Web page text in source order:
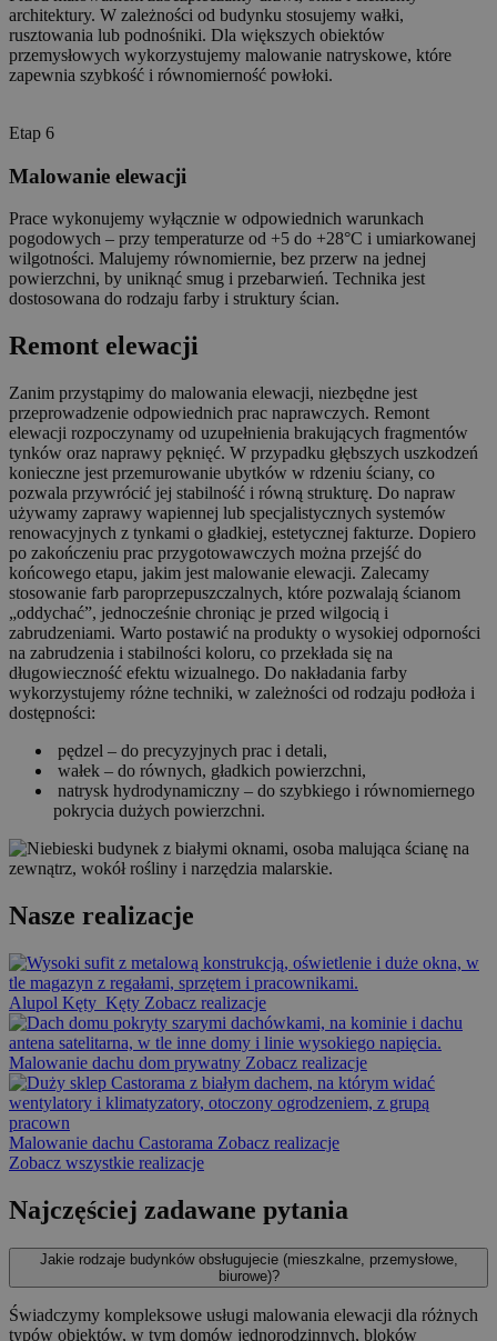
architektury. W zależności od budynku stosujemy wałki,
rusztowania lub podnośniki. Dla większych obiektów
przemysłowych wykorzystujemy malowanie natryskowe, które
zapewnia szybkość i równomierność powłoki.
Etap 6
Malowanie elewacji
Prace wykonujemy wyłącznie w odpowiednich warunkach
pogodowych – przy temperaturze od +5 do +28°C i umiarkowanej
wilgotności. Malujemy równomiernie, bez przerw na jednej
powierzchni, by uniknąć smug i przebarwień. Technika jest
dostosowana do rodzaju farby i struktury ścian.
Remont elewacji
Zanim przystąpimy do malowania elewacji, niezbędne jest
przeprowadzenie odpowiednich prac naprawczych. Remont
elewacji rozpoczynamy od uzupełnienia brakujących fragmentów
tynków oraz naprawy pęknięć. W przypadku głębszych uszkodzeń
konieczne jest przemurowanie ubytków w rdzeniu ściany, co
pozwala przywrócić jej stabilność i równą strukturę. Do napraw
używamy zaprawy wapiennej lub specjalistycznych systemów
renowacyjnych z tynkami o gładkiej, estetycznej fakturze. Dopiero
po zakończeniu prac przygotowawczych można przejść do
końcowego etapu, jakim jest malowanie elewacji. Zalecamy
stosowanie farb paroprzepuszczalnych, które pozwalają ścianom
„oddychać”, jednocześnie chroniąc je przed wilgocią i
zabrudzeniami. Warto postawić na produkty o wysokiej odporności
na zabrudzenia i stabilności koloru, co przekłada się na
długowieczność efektu wizualnego. Do nakładania farby
wykorzystujemy różne techniki, w zależności od rodzaju podłoża i
dostępności:
pędzel – do precyzyjnych prac i detali,
wałek – do równych, gładkich powierzchni,
natrysk hydrodynamiczny – do szybkiego i równomiernego
pokrycia dużych powierzchni.
Nasze realizacje
Alupol Kęty Kęty Zobacz realizacje
Malowanie dachu dom prywatny Zobacz realizacje
Malowanie dachu Castorama Zobacz realizacje
Zobacz wszystkie realizacje
Najczęściej zadawane pytania
Jakie rodzaje budynków obsługujecie (mieszkalne, przemysłowe,
biurowe)?
Świadczymy kompleksowe usługi malowania elewacji dla różnych
typów obiektów, w tym domów jednorodzinnych, bloków